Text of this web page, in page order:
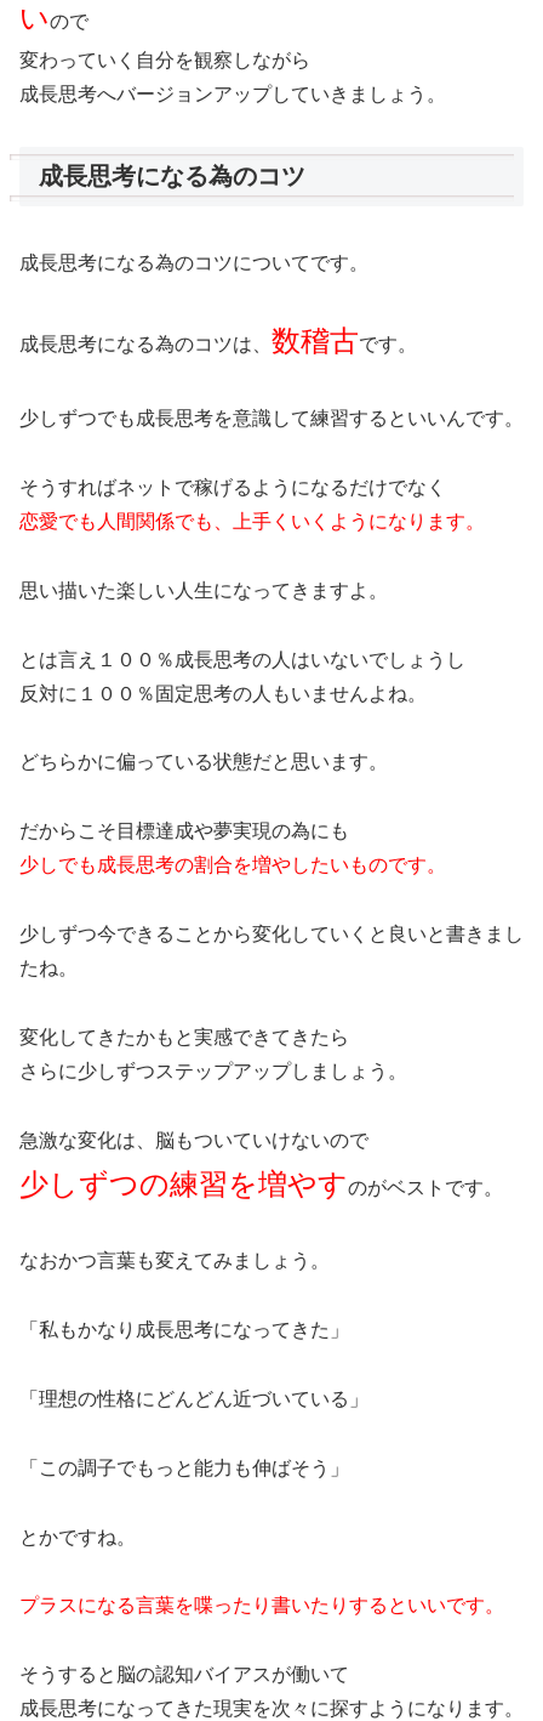
いので
変わっていく自分を観察しながら
成長思考へバージョンアップしていきましょう。
成長思考になる為のコツ
成長思考になる為のコツについてです。
成長思考になる為のコツは、 数稽古です。
少しずつでも成長思考を意識して練習するといいんです。
そうすればネットで稼げるようになるだけでなく
恋愛でも人間関係でも、上手くいくようになります。
思い描いた楽しい人生になってきますよ。
とは言え１００％成長思考の人はいないでしょうし
反対に１００％固定思考の人もいませんよね。
どちらかに偏っている状態だと思います。
だからこそ目標達成や夢実現の為にも
少しでも成長思考の割合を増やしたいものです。
少しずつ今できることから変化していくと良いと書きまし
たね。
変化してきたかもと実感できてきたら
さらに少しずつステップアップしましょう。
急激な変化は、脳もついていけないので
少しずつの練習を増やすのがベストです。
なおかつ言葉も変えてみましょう。
「私もかなり成長思考になってきた」
「理想の性格にどんどん近づいている」
「この調子でもっと能力も伸ばそう」
とかですね。
プラスになる言葉を喋ったり書いたりするといいです。
そうすると脳の認知バイアスが働いて
成長思考になってきた現実を次々に探すようになります。